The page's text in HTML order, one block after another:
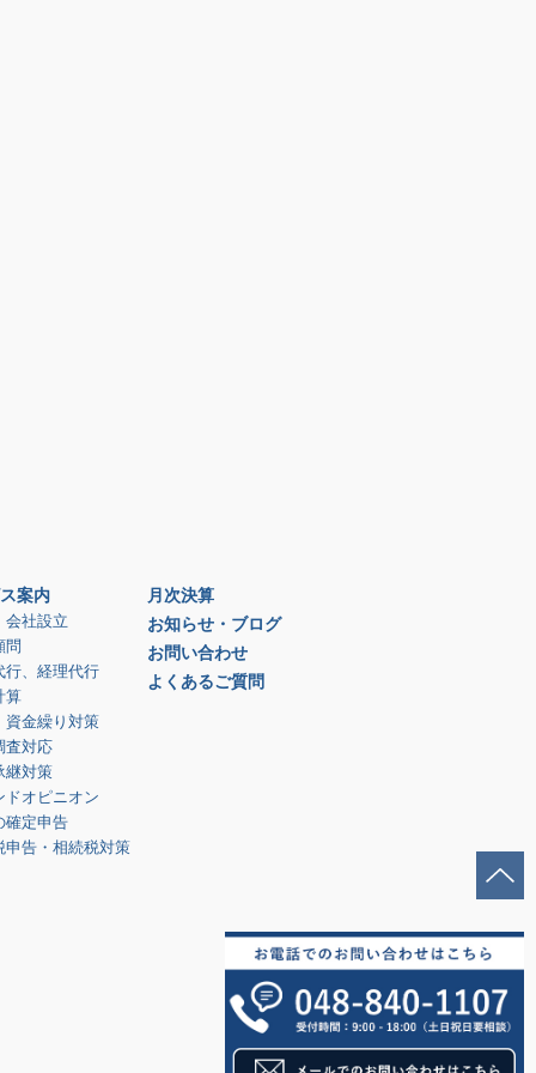
案内
会社設立
問
行、経理代行
算
資金繰り対策
査対応
継対策
ドオピニオン
確定申告
申告・相続税対策
月次決算
お知らせ・ブログ
お問い合わせ
よくあるご質問